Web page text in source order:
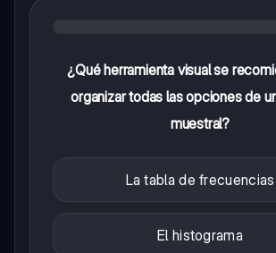
¿Qué herramienta visual se
organizar todas las opciones de
muestral?
La tabla de frecuencias
El histograma